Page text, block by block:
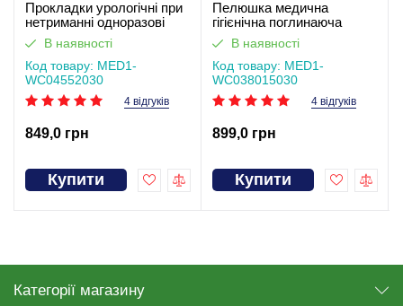
Прокладки урологічні при
нетриманні одноразові
MED1-WC04, розмір 55*20
см (30 шт в упаковці)
В наявності
Код товару: MED1-
WC04552030
4 відгуків
849,0 грн
Купити
Пелюшка медична
гігієнічна поглинаюча
одноразова MED1-WC03,
розмір 80×150 см (30 шт в
упаковці)
В наявності
Код товару: MED1-
WC038015030
4 відгуків
899,0 грн
Купити
Категорії магазину